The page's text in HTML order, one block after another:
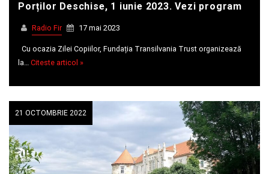
Porților Deschise, 1 iunie 2023. Vezi program
Radio Fir 17 mai 2023
Cu ocazia Zilei Copiilor, Fundația Transilvania Trust organizează
la… Citeste articol »
21 OCTOMBRIE 2022